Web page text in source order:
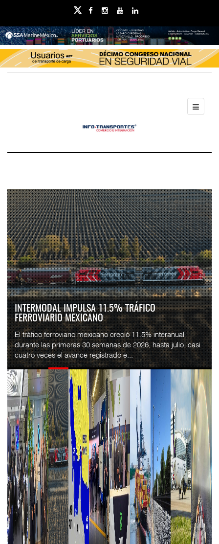
FLETES DE CONTENEDORES ROMPEN TRES SEMANAS
DE CAÍDAS: DREWRY...
El costo mundial del transporte marítimo de contenedores
subió 1% en la semana terminada el 7 de agosto, hasta
4,297 dólares por contenedor de 40 pies...